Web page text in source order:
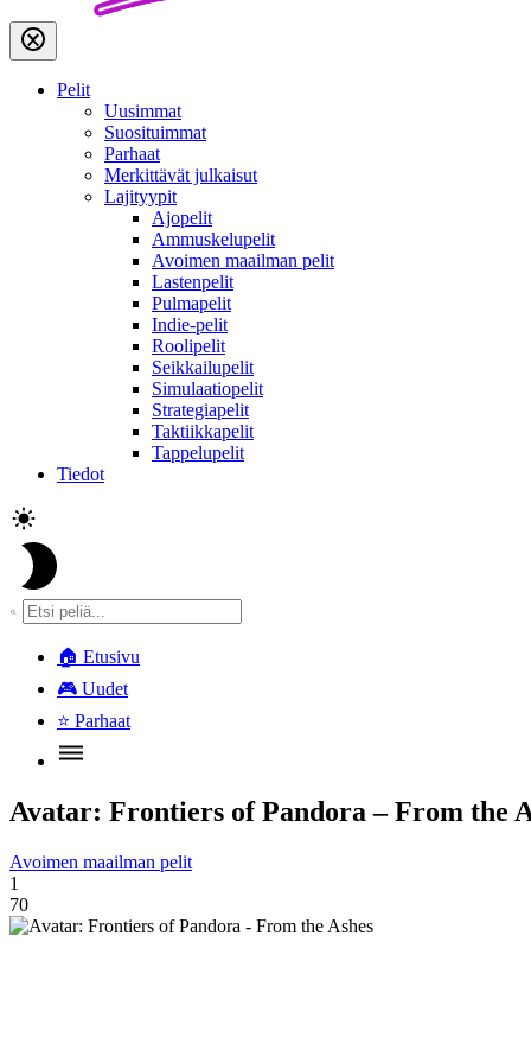
Pelit
Uusimmat
Suosituimmat
Parhaat
Merkittävät julkaisut
Lajityypit
Ajopelit
Ammuskelupelit
Avoimen maailman pelit
Lastenpelit
Pulmapelit
Indie-pelit
Roolipelit
Seikkailupelit
Simulaatiopelit
Strategiapelit
Taktiikkapelit
Tappelupelit
Tiedot
🏠 Etusivu
🎮 Uudet
⭐ Parhaat
Avatar: Frontiers of Pandora – From the
Avoimen maailman pelit
1
70